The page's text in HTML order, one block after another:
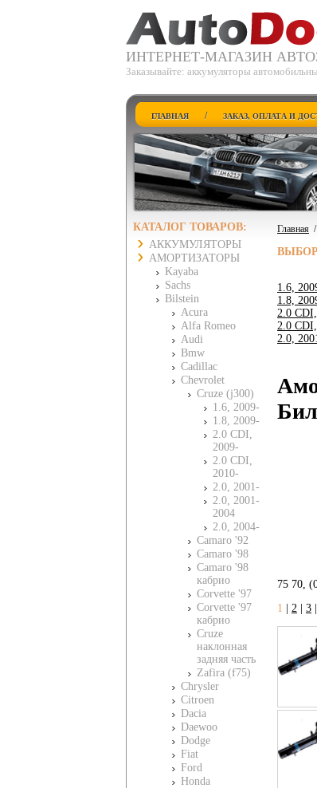
ИНТЕРНЕТ-МАГАЗИН
Заказывайте: аккумуляторы
ГЛАВНАЯ / ЗАКАЗ, ОПЛАТА И
КАТАЛОГ ТОВАРОВ:
АККУМУЛЯТОРЫ
АМОРТИЗАТОРЫ
Kayaba
Sachs
Bilstein
Acura
Alfa Romeo
Audi
Bmw
Cadillac
Chevrolet
Cruze (j300)
1.6, 2009-
1.8, 2009-
2.0 CDI,
2009-
2.0 CDI,
2010-
2.0, 2001-
2.0, 2001-
2004
2.0, 2004-
Camaro '92
Camaro '98
Camaro '98
кабрио
Corvette '97
Corvette '97
кабрио
Cruze
наклонная
задняя часть
Zafira (f75)
Chrysler
Citroen
Dacia
Daewoo
Dodge
Fiat
Ford
Honda
Главная /
1.6,
1.8,
2.0
2.0
2.0,
75 70,
1 | 2 | 3 |